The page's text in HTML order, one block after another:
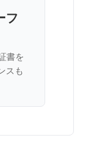
フ
書を
スも